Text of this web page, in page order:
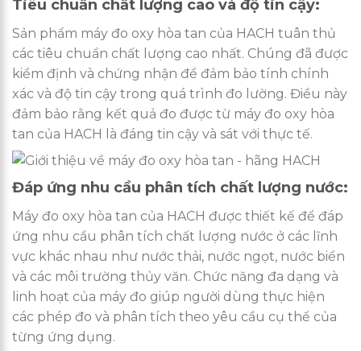
Tiêu chuẩn chất lượng cao và độ tin cậy:
Sản phẩm máy đo oxy hòa tan của HACH tuân thủ
các tiêu chuẩn chất lượng cao nhất. Chúng đã được
kiểm định và chứng nhận để đảm bảo tính chính
xác và độ tin cậy trong quá trình đo lường. Điều này
đảm bảo rằng kết quả đo được từ máy đo oxy hòa
tan của HACH là đáng tin cậy và sát với thực tế.
Đáp ứng nhu cầu phân tích chất lượng nước:
Máy đo oxy hòa tan của HACH được thiết kế để đáp
ứng nhu cầu phân tích chất lượng nước ở các lĩnh
vực khác nhau như nước thải, nước ngọt, nước biển
và các môi trường thủy văn. Chức năng đa dạng và
linh hoạt của máy đo giúp người dùng thực hiện
các phép đo và phân tích theo yêu cầu cụ thể của
từng ứng dụng.